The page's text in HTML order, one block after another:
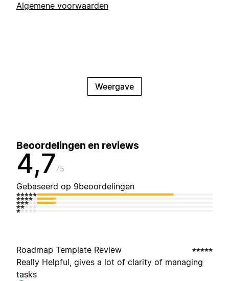
Algemene voorwaarden
Weergave
Beoordelingen en reviews
4,7 5
Gebaseerd op 9beoordelingen
Roadmap Template Review
Really Helpful, gives a lot of clarity of managing
tasks